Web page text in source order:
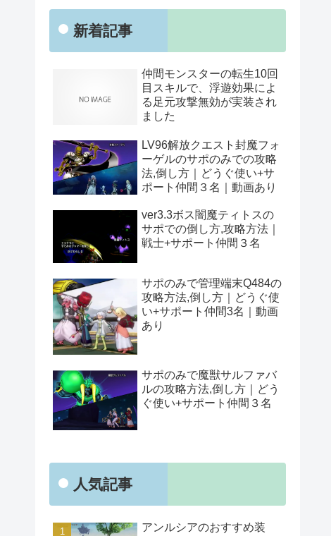
新着記事
仲間モンスターの転生10回
目スキルで、浮遊効果によ
る足元攻撃無効が実装され
ました
LV96解放クエスト封魔フォ
ーゲルのサポのみでの攻略
法,倒し方｜どうぐ使い+サ
ポート仲間３名｜動画あり
ver3.3ボス闇魔ティトスの
サポでの倒し方,攻略方法｜
戦士+サポート仲間３名
サポのみで管理端末Q484の
攻略方法,倒し方｜どうぐ使
い+サポート仲間3名｜動画
あり
サポのみで魔獣サルファバ
ルの攻略方法,倒し方｜どう
ぐ使い+サポート仲間３名
人気記事
アンルシアのおすすめ装